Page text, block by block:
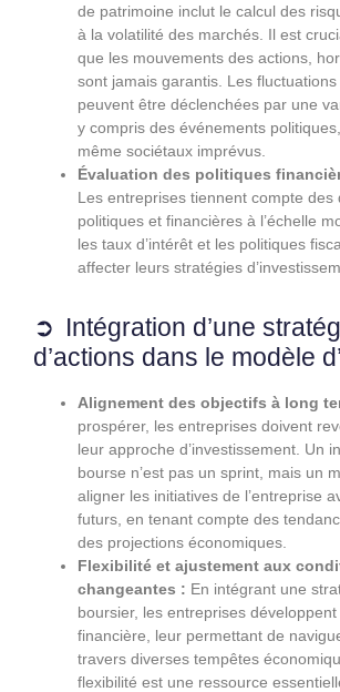
de patrimoine inclut le calcul des
à la volatilité des marchés. Il est
que les mouvements des actions,
sont jamais garantis. Les
peuvent être déclenchées par une
y compris des événements
même sociétaux imprévus.
Évaluation des politiques
Les entreprises tiennent compte des
politiques et financières à l’échelle
les taux d’intérêt et les politiques
affecter leurs stratégies
Intégration d’une
d’actions dans le modèle
Alignement des objectifs à long
prospérer, les entreprises doivent
leur approche d’investissement. Un
bourse n’est pas un sprint, mais un
aligner les initiatives de l’entreprise
futurs, en tenant compte des
des projections économiques.
Flexibilité et ajustement aux
changeantes : En intégrant une
boursier, les entreprises
financière, leur permettant de
travers diverses tempêtes
flexibilité est une ressource